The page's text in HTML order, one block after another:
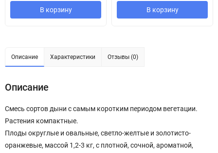
В корзину В корзину
Описание Характеристики Отзывы (0)
Описание
Смесь сортов дыни с самым коротким периодом вегетации.
Растения компактные.
Плоды округлые и овальные, светло-желтые и золотисто-
оранжевые, массой 1,2-3 кг, с плотной, сочной, ароматной,